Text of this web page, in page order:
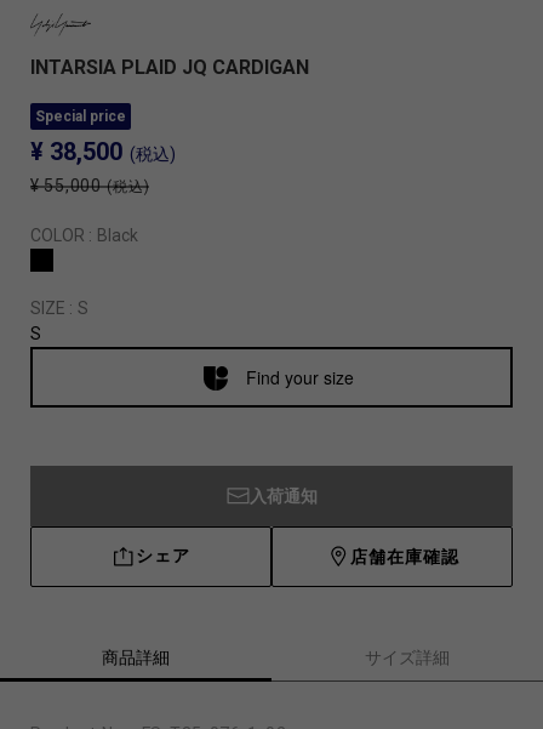
INTARSIA PLAID JQ CARDIGAN
Special price
¥ 38,500 (税込)
¥ 55,000 (税込)
COLOR : Black
SIZE : S
S
Find your size
入荷通知
シェア 店舗在庫確認
商品詳細 サイズ詳細